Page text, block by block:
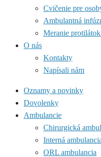
Cvičenie pre
Ambulantná
Meranie
O nás
Kontakty
Napísali nám
Oznamy a novinky
Dovolenky
Ambulancie
Chirurgická
Interná
ORL ambulancia